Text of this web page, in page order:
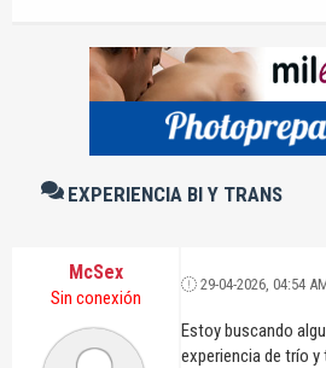
EXPERIENCIA BI Y TRANS
McSex
Sin conexión
29-04-2026, 04:54
Estoy buscando
experiencia de trío